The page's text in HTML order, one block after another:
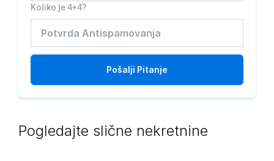
Koliko je 4+4?
Pošalji Pitanje
Pogledajte slične nekretnine